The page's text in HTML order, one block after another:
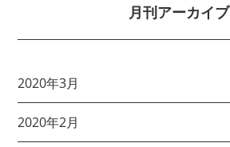
月刊アーカイブ
2020年3月
2020年2月